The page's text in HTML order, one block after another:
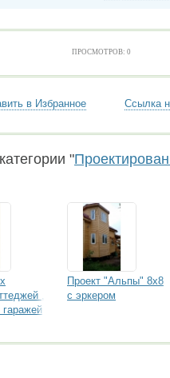
ПРОСМОТРОВ: 0
в Избранное Ссылка
"
,
гаражей
Проект "Альпы" 8х8
с эркером